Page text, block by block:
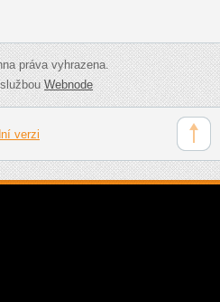
práva vyhrazena.
Webnode
verzi